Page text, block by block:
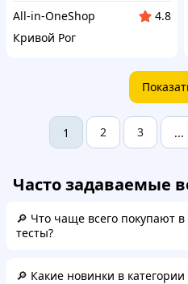
All-in-OneShop
4.8
Кривой Рог
1 2 3 ...
Часто задаваемые
🔎 Что чаще всего покупают в
тесты?
🔎 Какие новинки в категории